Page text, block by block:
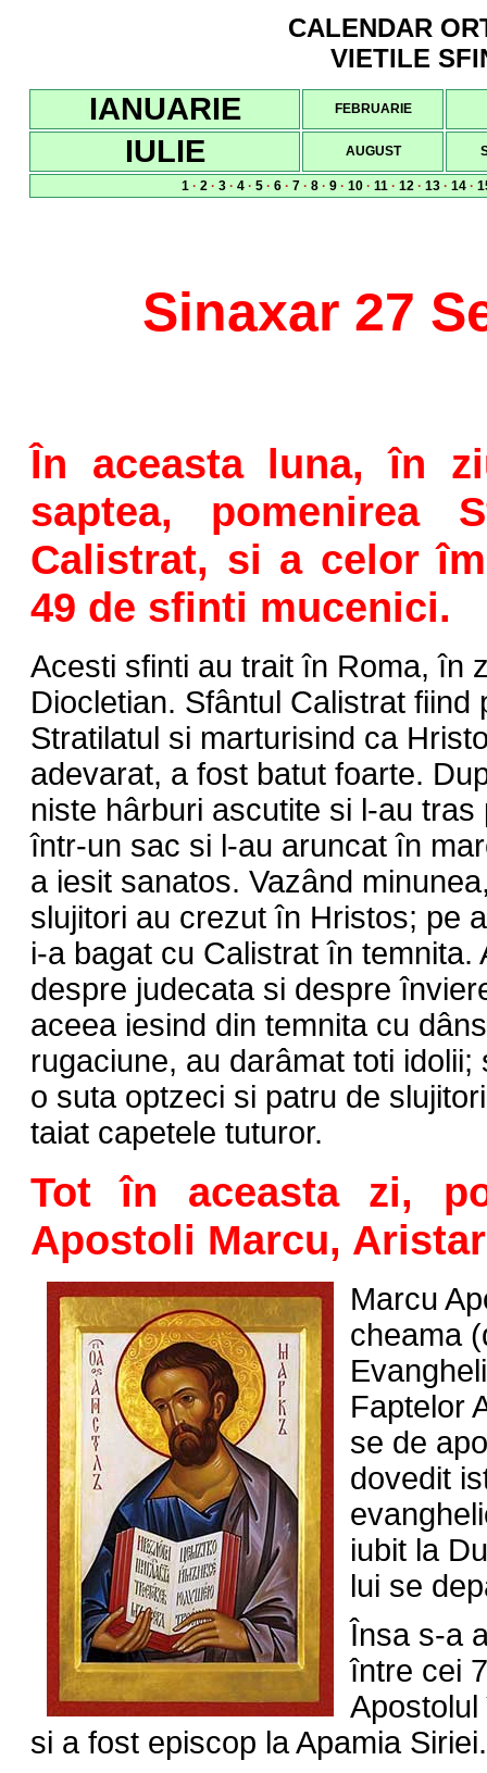
CALENDAR
VIETILE
IANUARIE FEBRUARIE
IULIE AUGUST
1 · 2 · 3 · 4 · 5 · 6 · 7 · 8 · 9 · 10 · 11 · 12 · 13 · 14 ·
Sinaxar 27
În aceasta luna, în
saptea, pomenirea
Calistrat, si a celor
49 de sfinti mucenici.
Acesti sfinti au trait în Roma, în
Diocletian. Sfântul Calistrat fiind
Stratilatul si marturisind ca
adevarat, a fost batut foarte.
niste hârburi ascutite si l-au
într-un sac si l-au aruncat în
a iesit sanatos. Vazând
slujitori au crezut în Hristos; pe
i-a bagat cu Calistrat în temnita.
despre judecata si despre
aceea iesind din temnita cu
rugaciune, au darâmat toti
o suta optzeci si patru de
taiat capetele tuturor.
Tot în aceasta zi,
Apostoli Marcu,
Marcu
cheama
Faptelor
se de
dovedit
iubit la
lui se
Însa s-a
între cei
si a fost episcop la Apamia Siriei.